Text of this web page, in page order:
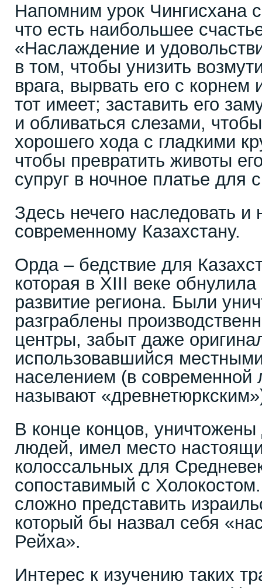
Напомним урок Чингисхана
что есть наибольшее
«Наслаждение и
в том, чтобы унизить
врага, вырвать его с корнем
тот имеет; заставить его
и обливаться слезами,
хорошего хода с гладкими
чтобы превратить животы
супруг в ночное платье для
Здесь нечего наследовать и
современному Казахстану.
Орда – бедствие для
которая в XIII веке обнулила
развитие региона. Были
разграблены
центры, забыт даже
использовавшийся
населением (в современной
называют
В конце концов, уничтожены
людей, имел место
колоссальных для
сопоставимый с
сложно представить
который бы назвал себя
Рейха».
Интерес к изучению таких